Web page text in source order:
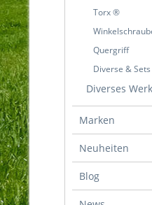
Torx ®
Quergriff
Diverse & Sets
Diverses
Marken
Neuheiten
Blog